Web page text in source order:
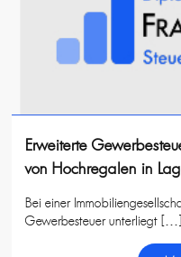
Erweiterte
von Hochregalen in
Bei einer
Gewerbesteuer unterliegt […]